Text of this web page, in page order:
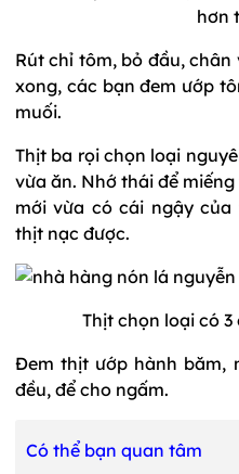
hơn
Rút chỉ tôm, bỏ đầu,
xong, các bạn đem ướp
muối.
Thịt ba rọi chọn loại
vừa ăn. Nhớ thái để
mới vừa có cái ngậy
thịt nạc được.
Thịt chọn loại có
Đem thịt ướp hành băm,
đều, để cho ngấm.
Có thể bạn quan tâm